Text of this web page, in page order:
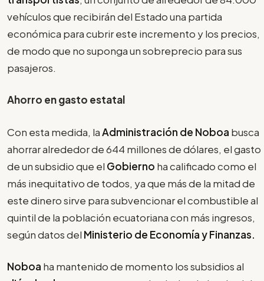
vehículos que recibirán del Estado una partida
económica para cubrir este incremento y los precios,
de modo que no suponga un sobreprecio para sus
pasajeros.
Ahorro en gasto estatal
Con esta medida, laAdministración de Noboa busca
ahorrar alrededor de 644 millones de dólares, el gasto
de un subsidio que el Gobierno ha calificado como el
más inequitativo de todos, ya que más de la mitad de
este dinero sirve para subvencionar el combustible al
quintil de la población ecuatoriana con más ingresos,
según datos del Ministerio de Economía y Finanzas.
Noboa ha mantenido de momento los subsidios al